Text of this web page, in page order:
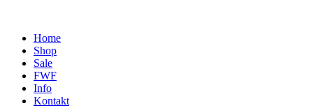
Home
Shop
Sale
FWF
Info
Kontakt